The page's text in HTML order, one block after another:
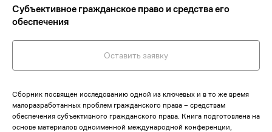
Субъективное гражданское право и средства его
обеспечения
Оставить заявку
Сборник посвящен исследованию одной из ключевых и в то же время
малоразработанных проблем гражданского права – средствам
обеспечения субъективного гражданского права. Книга подготовлена на
основе материалов одноименной международной конференции,